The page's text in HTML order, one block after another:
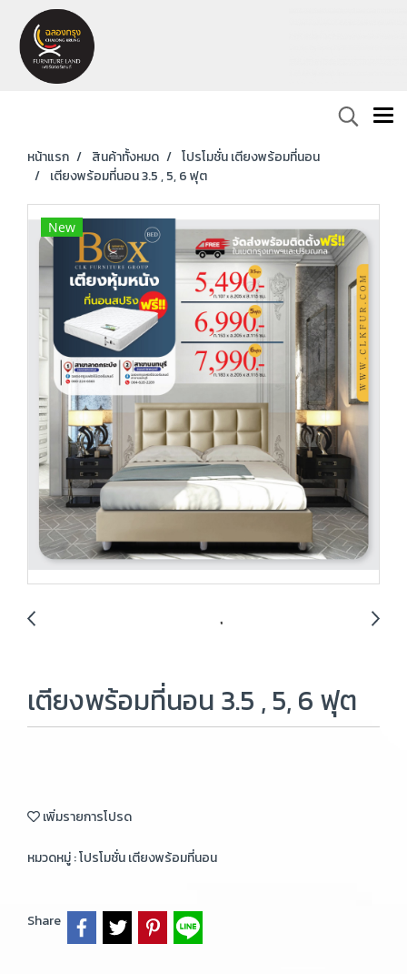
หน้าแรก สินค้าทั้งหมด
โปรโมชั่น เตียงพร้อมที่นอน
เตียงพร้อมที่นอน 3.5 , 5, 6 ฟุต
New
เตียงพร้อมที่นอน 3.5 , 5, 6 ฟุต
เพิ่มรายการโปรด
หมวดหมู่ :โปรโมชั่น เตียงพร้อมที่นอน
Share